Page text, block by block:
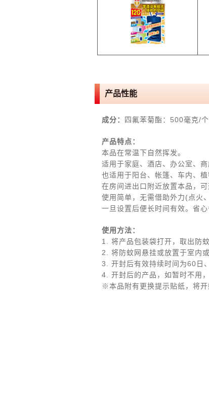
产品性能
成分： 四氟苯菊酯：500毫克/
产品特点：
本品在常温下自然挥发。
适用于家庭、酒店、办公室、
也适用于阳台、帐篷、车内、
在房间进出口附近放置本品，
使用简单，无需借助外力(点火
一旦设置后便长时间有效。省心
使用方法：
1. 将产品包装袋打开，取出防蚊
2. 将防蚊网悬挂或放置于室内
3. 开封后有效持续时间为60日
4. 开封后的产品，如暂时不用
※本品附有更换提示贴纸，将开